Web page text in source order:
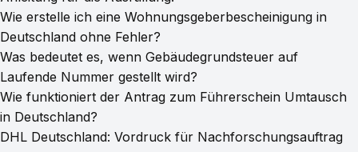
Wie erstelle ich eine Wohnungsgeberbescheinigung in
Deutschland ohne Fehler?
Was bedeutet es, wenn Gebäudegrundsteuer auf
Laufende Nummer gestellt wird?
Wie funktioniert der Antrag zum Führerschein Umtausch
in Deutschland?
DHL Deutschland: Vordruck für Nachforschungsauftrag